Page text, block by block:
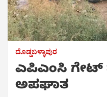
ದೊಡ್ಡಬಳ್ಳಾಪುರ
ಎಪಿಎಂಸಿ ಗೇಟ್
ಅಪಘಾತ